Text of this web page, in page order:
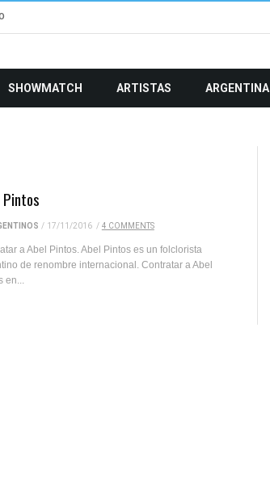
SHOWMATCH ARTISTAS ARGENTINA
/ 17/11/2016 / 4 COMMENTS
a Abel Pintos. Abel Pintos es un folclorista
de renombre internacional. Contratar a Abel
en...